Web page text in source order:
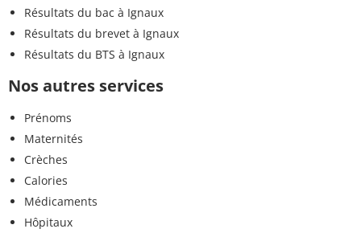
Résultats du bac à Ignaux
Résultats du brevet à Ignaux
Résultats du BTS à Ignaux
Nos autres services
Prénoms
Maternités
Crèches
Calories
Médicaments
Hôpitaux